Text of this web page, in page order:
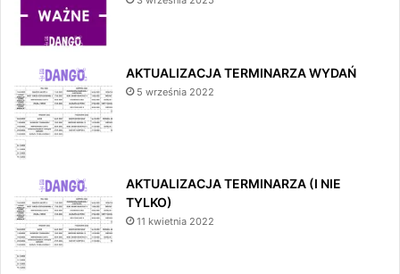
AKTUALIZACJA TERMINARZA WYDAŃ
5 września 2022
AKTUALIZACJA TERMINARZA (I NIE
TYLKO)
11 kwietnia 2022